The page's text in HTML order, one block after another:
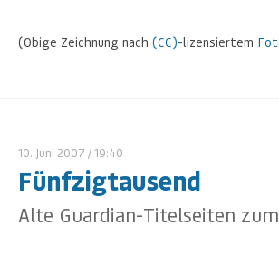
(Obige Zeichnung nach (CC)-lizensiertem
10. Juni 2007 / 19:40
Fünfzigtausend
Alte Guardian-Titelseiten